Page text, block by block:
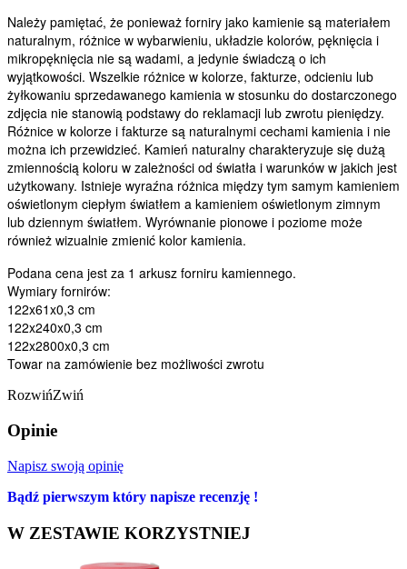
Należy pamiętać, że ponieważ forniry jako kamienie są materiałem
naturalnym, różnice w wybarwieniu, układzie kolorów, pęknięcia i
mikropęknięcia nie są wadami, a jedynie świadczą o ich
wyjątkowości. Wszelkie różnice w kolorze, fakturze, odcieniu lub
żyłkowaniu sprzedawanego kamienia w stosunku do dostarczonego
zdjęcia nie stanowią podstawy do reklamacji lub zwrotu pieniędzy.
Różnice w kolorze i fakturze są naturalnymi cechami kamienia i nie
można ich przewidzieć. Kamień naturalny charakteryzuje się dużą
zmiennością koloru w zależności od światła i warunków w jakich jest
użytkowany. Istnieje wyraźna różnica między tym samym kamieniem
oświetlonym ciepłym światłem a kamieniem oświetlonym zimnym
lub dziennym światłem. Wyrównanie pionowe i poziome może
również wizualnie zmienić kolor kamienia.
Podana cena jest za 1 arkusz forniru kamiennego.
Wymiary fornirów:
122x61x0,3 cm
122x240x0,3 cm
122x2800x0,3 cm
Towar na zamówienie bez możliwości zwrotu
RozwińZwiń
Opinie
Napisz swoją opinię
Bądź pierwszym który napisze recenzję !
W ZESTAWIE KORZYSTNIEJ